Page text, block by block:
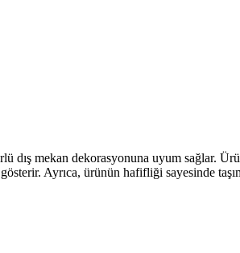
dış mekan dekorasyonuna uyum sağlar.
Ayrıca, ürünün hafifliği sayesinde